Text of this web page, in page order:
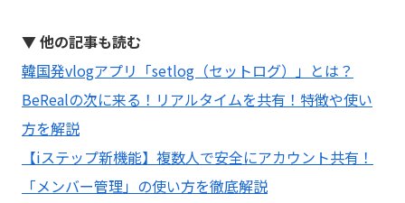
▼ 他の記事も読む
韓国発vlogアプリ「setlog（セットログ）」とは？
BeRealの次に来る！リアルタイムを共有！特徴や使い
方を解説
【iステップ新機能】複数人で安全にアカウント共有！
「メンバー管理」の使い方を徹底解説